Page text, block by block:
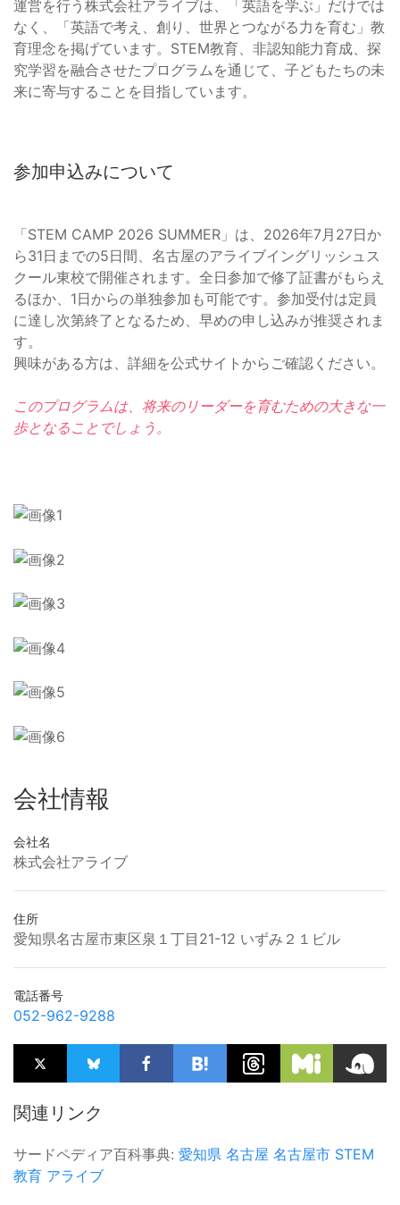
運営を行う株式会社アライブは、「英語を学ぶ」だけでは
なく、「英語で考え、創り、世界とつながる力を育む」教
育理念を掲げています。STEM教育、非認知能力育成、探
究学習を融合させたプログラムを通じて、子どもたちの未
来に寄与することを目指しています。
参加申込みについて
「STEM CAMP 2026 SUMMER」は、2026年7月27日か
ら31日までの5日間、名古屋のアライブイングリッシュス
クール東校で開催されます。全日参加で修了証書がもらえ
るほか、1日からの単独参加も可能です。参加受付は定員
に達し次第終了となるため、早めの申し込みが推奨されま
す。
興味がある方は、詳細を公式サイトからご確認ください。
このプログラムは、将来のリーダーを育むための大きな一
歩となることでしょう。
会社情報
会社名
株式会社アライブ
住所
愛知県名古屋市東区泉１丁目21-12 いずみ２１ビル
電話番号
052-962-9288
関連リンク
サードペディア百科事典: 愛知県 名古屋 名古屋市 STEM
教育 アライブ